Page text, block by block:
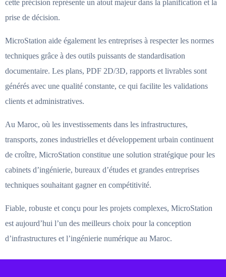
cette précision représente un atout majeur dans la planification et la
prise de décision.
MicroStation aide également les entreprises à respecter les normes
techniques grâce à des outils puissants de standardisation
documentaire. Les plans, PDF 2D/3D, rapports et livrables sont
générés avec une qualité constante, ce qui facilite les validations
clients et administratives.
Au Maroc, où les investissements dans les infrastructures,
transports, zones industrielles et développement urbain continuent
de croître, MicroStation constitue une solution stratégique pour les
cabinets d’ingénierie, bureaux d’études et grandes entreprises
techniques souhaitant gagner en compétitivité.
Fiable, robuste et conçu pour les projets complexes, MicroStation
est aujourd’hui l’un des meilleurs choix pour la conception
d’infrastructures et l’ingénierie numérique au Maroc.